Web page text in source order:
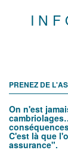
PRENEZ DE
On n'est
C'est là que
assurance".